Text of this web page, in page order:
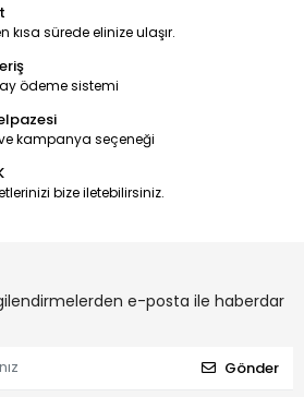
kısa sürede elinize ulaşır.
ödeme sistemi
kampanya seçeneği
bize iletebilirsiniz.
e-posta ile haberdar
Gönder